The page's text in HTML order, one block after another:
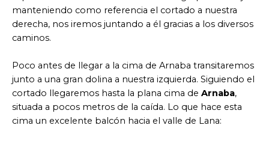
manteniendo como referencia el cortado a nuestra
derecha, nos iremos juntando a él gracias a los diversos
caminos.
Poco antes de llegar a la cima de Arnaba transitaremos
junto a una gran dolina a nuestra izquierda. Siguiendo el
cortado llegaremos hasta la plana cima de Arnaba,
situada a pocos metros de la caída. Lo que hace esta
cima un excelente balcón hacia el valle de Lana: